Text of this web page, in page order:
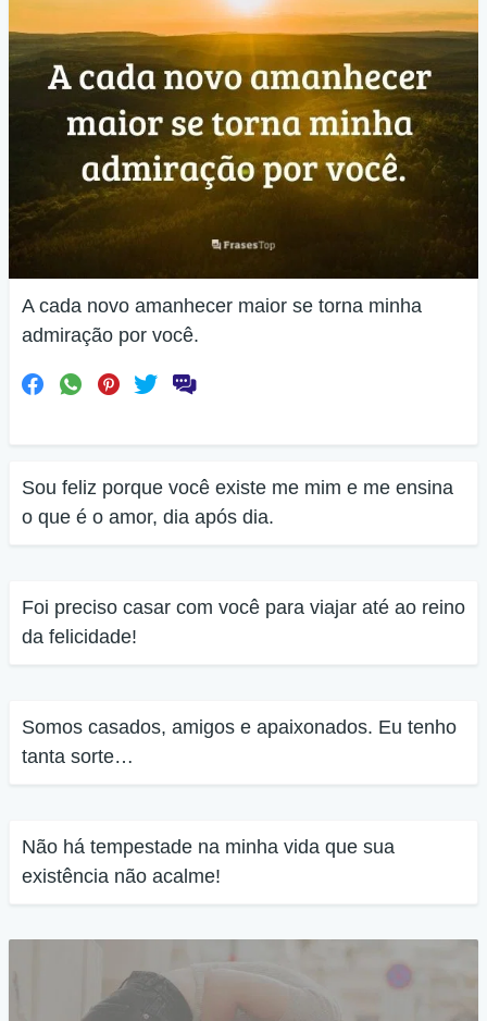
A cada novo amanhecer maior se torna minha
admiração por você.
Sou feliz porque você existe me mim e me ensina
o que é o amor, dia após dia.
Foi preciso casar com você para viajar até ao reino
da felicidade!
Somos casados, amigos e apaixonados. Eu tenho
tanta sorte…
Não há tempestade na minha vida que sua
existência não acalme!